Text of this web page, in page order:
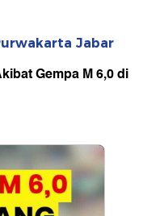
Jabar
Gempa M 6,0 di